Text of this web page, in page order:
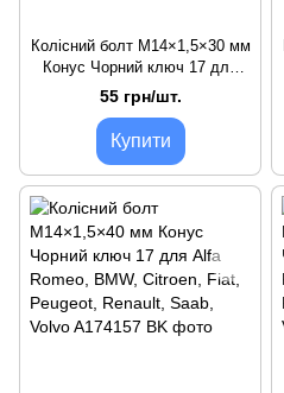
Колісний болт M14×1,5×30 мм
Конус Чорний ключ 17 для
Alfa Romeo, BMW, Citroen,
Fiat, Peugeot, Renault, Saab,
55 грн/шт.
Купити